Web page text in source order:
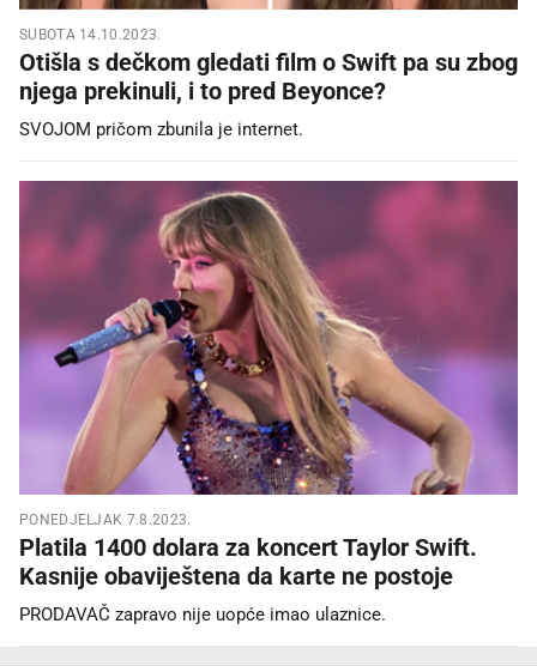
SUBOTA 14.10.2023.
Otišla s dečkom gledati film o Swift pa su zbog
njega prekinuli, i to pred Beyonce?
SVOJOM pričom zbunila je internet.
PONEDJELJAK 7.8.2023.
Platila 1400 dolara za koncert Taylor Swift.
Kasnije obaviještena da karte ne postoje
PRODAVAČ zapravo nije uopće imao ulaznice.